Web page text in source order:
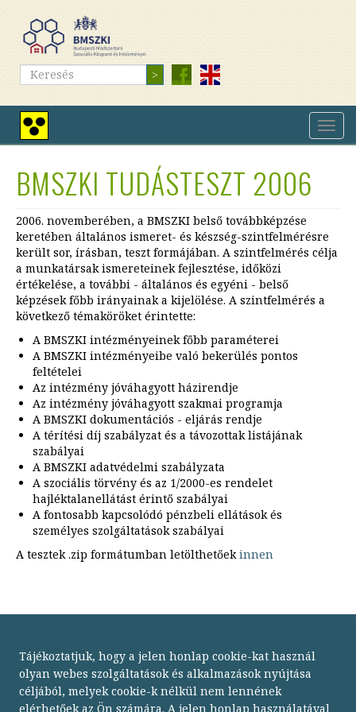
tartalomra
Nagy
kontrasztú
Keresés Keresés
BMSZKI TUDÁSTESZT 2006
2006. novemberében, a BMSZKI belső továbbképzése
keretében általános ismeret- és készség-szintfelmérésre
került sor, írásban, teszt formájában. A szintfelmérés célja
a munkatársak ismereteinek fejlesztése, időközi
értékelése, a további - általános és egyéni - belső
képzések főbb irányainak a kijelölése. A szintfelmérés a
következő témaköröket érintette:
A BMSZKI intézményeinek főbb paraméterei
A BMSZKI intézményeibe való bekerülés pontos
feltételei
Az intézmény jóváhagyott házirendje
Az intézmény jóváhagyott szakmai programja
A BMSZKI dokumentációs - eljárás rendje
A térítési díj szabályzat és a távozottak listájának
szabályai
A BMSZKI adatvédelmi szabályzata
A szociális törvény és az 1/2000-es rendelet
hajléktalanellátást érintő szabályai
A fontosabb kapcsolódó pénzbeli ellátások és
személyes szolgáltatások szabályai
A tesztek .zip formátumban letölthetőekinnen
Tájékoztatjuk, hogy a jelen honlap cookie-kat használ
olyan webes szolgáltatások és alkalmazások nyújtása
céljából, melyek cookie-k nélkül nem lennének
elérhetőek az Ön számára. A jelen honlap használatával